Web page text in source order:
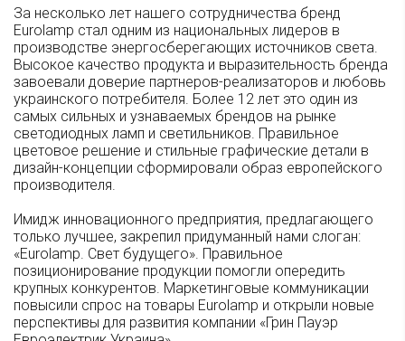
За несколько лет нашего сотрудничества бренд
Eurolamp стал одним из национальных лидеров в
производстве энергосберегающих источников света.
Высокое качество продукта и выразительность бренда
завоевали доверие партнеров-реализаторов и любовь
украинского потребителя. Более 12 лет это один из
самых сильных и узнаваемых брендов на рынке
светодиодных ламп и светильников. Правильное
цветовое решение и стильные графические детали в
дизайн-концепции сформировали образ европейского
производителя.
Имидж инновационного предприятия, предлагающего
только лучшее, закрепил придуманный нами слоган:
«Eurolamp. Свет будущего». Правильное
позиционирование продукции помогли опередить
крупных конкурентов. Маркетинговые коммуникации
повысили спрос на товары Eurolamp и открыли новые
перспективы для развития компании «Грин Пауэр